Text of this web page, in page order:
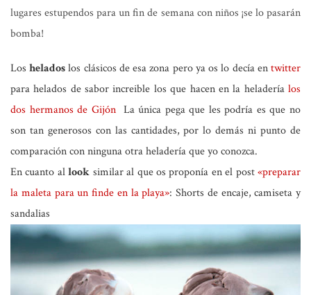
lugares estupendos para un fin de semana con niños ¡se lo pasarán
bomba!
Losheladoslos clásicos de esa zona pero ya os lo decía entwitter
para helados de sabor increible los que hacen en la heladería los
dos hermanos de Gijón La única pega que les podría es que no
son tan generosos con las cantidades, por lo demás ni punto de
comparación con ninguna otra heladería que yo conozca.
En cuanto allook similar al que os proponía en el post«preparar
la maleta para un finde en la playa»: Shorts de encaje, camiseta y
sandalias